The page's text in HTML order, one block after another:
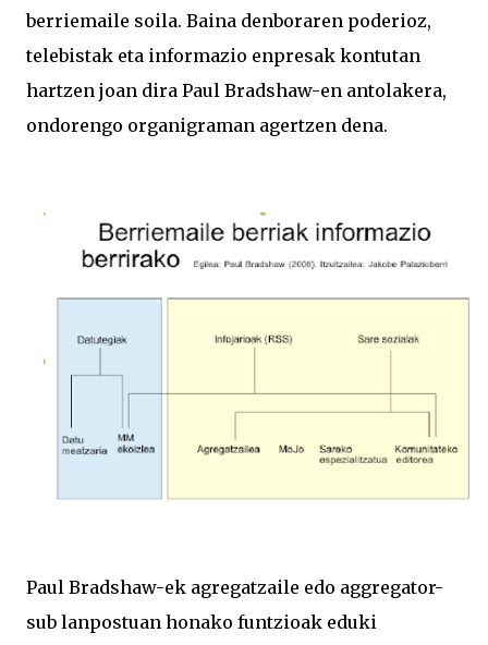
berriemaile soila. Baina denboraren poderioz,
telebistak eta informazio enpresak kontutan
hartzen joan dira Paul Bradshaw-en antolakera,
ondorengo organigraman agertzen dena.
Paul Bradshaw-ek agregatzaile edo aggregator-
sub lanpostuan honako funtzioak eduki